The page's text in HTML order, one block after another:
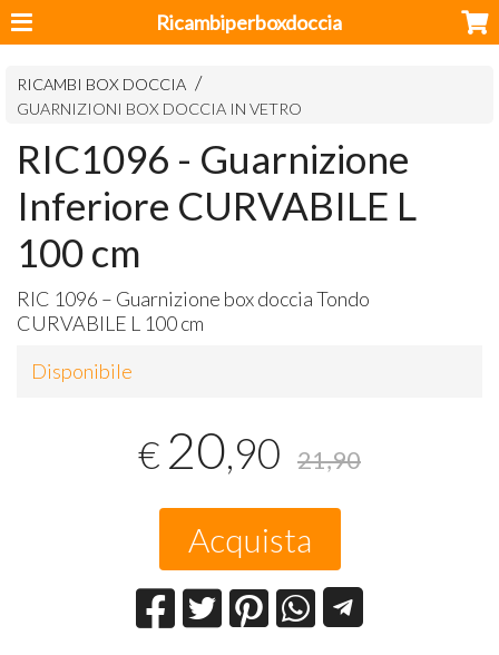
Ricambiperboxdoccia
RICAMBI BOX DOCCIA
GUARNIZIONI BOX DOCCIA IN VETRO
RIC1096 - Guarnizione
Inferiore CURVABILE L
100 cm
RIC 1096 – Guarnizione box doccia Tondo
CURVABILE L 100 cm
Disponibile
€ 20,90 21,90
Acquista